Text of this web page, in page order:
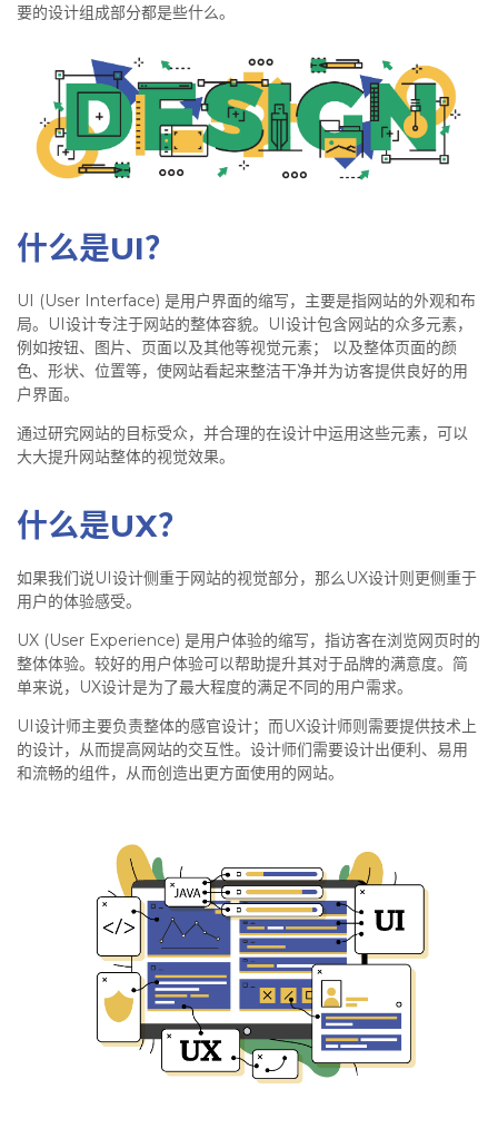
要的设计组成部分都是些什么。
什么是UI？
UI (User Interface) 是用户界面的缩写，主要是指网站的外观和布
局。UI设计专注于网站的整体容貌。UI设计包含网站的众多元素，
例如按钮、图片、页面以及其他等视觉元素； 以及整体页面的颜
色、形状、位置等，使网站看起来整洁干净并为访客提供良好的用
户界面。
通过研究网站的目标受众，并合理的在设计中运用这些元素，可以
大大提升网站整体的视觉效果。
什么是UX？
如果我们说UI设计侧重于网站的视觉部分，那么UX设计则更侧重于
用户的体验感受。
UX (User Experience) 是用户体验的缩写，指访客在浏览网页时的
整体体验。较好的用户体验可以帮助提升其对于品牌的满意度。简
单来说，UX设计是为了最大程度的满足不同的用户需求。
UI设计师主要负责整体的感官设计；而UX设计师则需要提供技术上
的设计，从而提高网站的交互性。设计师们需要设计出便利、易用
和流畅的组件，从而创造出更方面使用的网站。